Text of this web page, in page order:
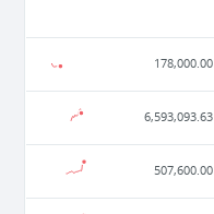
178,000.00
6,593,093.63
507,600.00